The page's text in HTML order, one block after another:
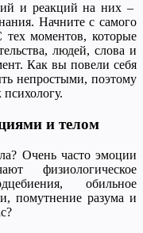
и реакций на них –
Начните с самого
тех моментов, которые
людей, слова и
Как вы повели себя
непростыми, поэтому
и телом
Очень часто эмоции
физиологическое
обильное
помутнение разума и